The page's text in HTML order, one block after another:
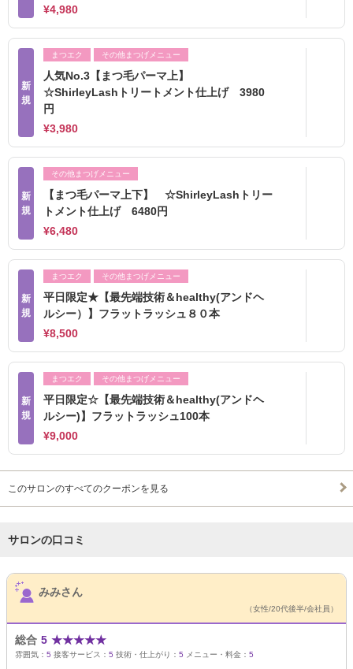
¥4,980
新
規
まつエク その他まつげメニュー
人気No.3【まつ毛パーマ上】
☆ShirleyLashトリートメント仕上げ 3980
円
¥3,980
新
規
その他まつげメニュー
【まつ毛パーマ上下】 ☆ShirleyLashトリー
トメント仕上げ 6480円
¥6,480
新
規
まつエク その他まつげメニュー
平日限定★【最先端技術＆healthy(アンドヘ
ルシー）】フラットラッシュ８０本
¥8,500
新
規
まつエク その他まつげメニュー
平日限定☆【最先端技術＆healthy(アンドヘ
ルシー)】フラットラッシュ100本
¥9,000
このサロンのすべてのクーポンを見る
サロンの口コミ
サロンPick Up
みみさん
（女性/20代後半/会社員）
総合 5 ★★★★★
雰囲気： 5 接客サービス： 5 技術・仕上がり： 5 メニュー・料金： 5